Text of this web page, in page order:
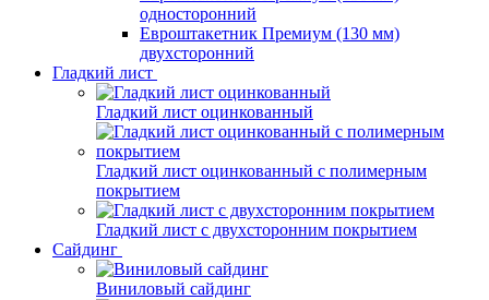
односторонний
Евроштакетник Премиум (130 мм)
двухсторонний
Гладкий лист
Гладкий лист оцинкованный
Гладкий лист оцинкованный с полимерным
покрытием
Гладкий лист с двухсторонним покрытием
Сайдинг
Виниловый сайдинг